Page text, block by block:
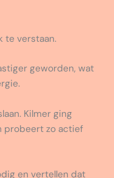
te verstaan.
geworden, wat
Kilmer ging
probeert zo actief
en vertellen dat